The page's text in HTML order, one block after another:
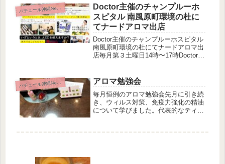
m(__)mココで良かったって、言って
もらえるために。通ってくださ...
パ
チュール沖縄News
Doctor主催のチャンプルーホ
スピタル 南風原町環境の杜に
てナードアロマ出店
Doctor主催のチャンプルーホスピタル
南風原町環境の杜にてナードアロマ出
店毎月第３土曜日14時〜17時Doctor主
ケモタイプアロマで出店です。リピー
トのお客様がお二人...
パ
チュール沖縄News アロマ勉強会
毎月恒例のアロマ勉強会先月に引き続
き、ウィルス対策、免疫力強化の精油
について学びました。代表的なティー